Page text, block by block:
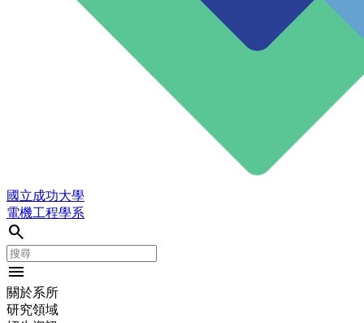
國立成功大學
電機工程學系
search
menu
關於系所
研究領域